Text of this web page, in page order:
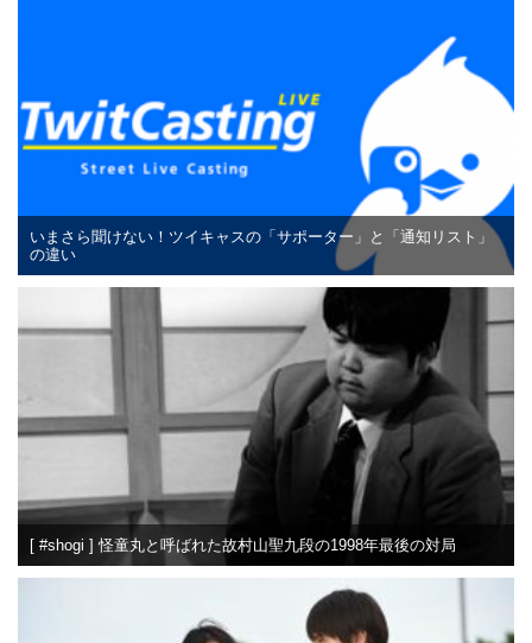
いまさら聞けない！ツイキャスの「サポーター」と「通知リスト」
の違い
[ #shogi ] 怪童丸と呼ばれた故村山聖九段の1998年最後の対局